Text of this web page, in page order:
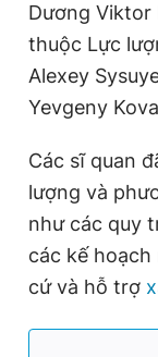
Dương Viktor
thuộc Lực
Alexey
Yevgeny
Các sĩ quan
lượng và
như các quy
các kế
cứ và hỗ trợ